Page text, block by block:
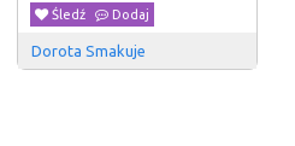
Śledź
Dodaj
Dorota Smakuje